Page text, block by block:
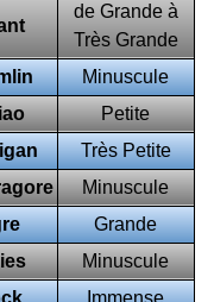
de Grande à
Très Grande
Minuscule
Petite
Très Petite
Minuscule
Grande
Minuscule